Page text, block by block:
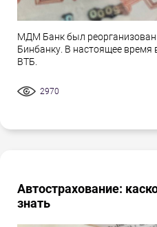
МДМ Банк был
Бинбанку. В настоящее время
ВТБ.
2970
Автострахование:
знать